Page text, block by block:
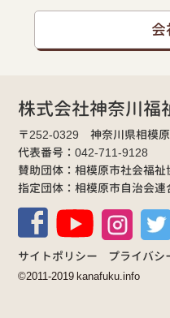
会
株式会社神奈川福
〒252-0329 神奈川県相模
代表番号：042-711-9128
賛助団体：相模原市社会福
指定団体：相模原市自治会
サイトポリシー プライバシ
©2011-2019 kanafuku.info